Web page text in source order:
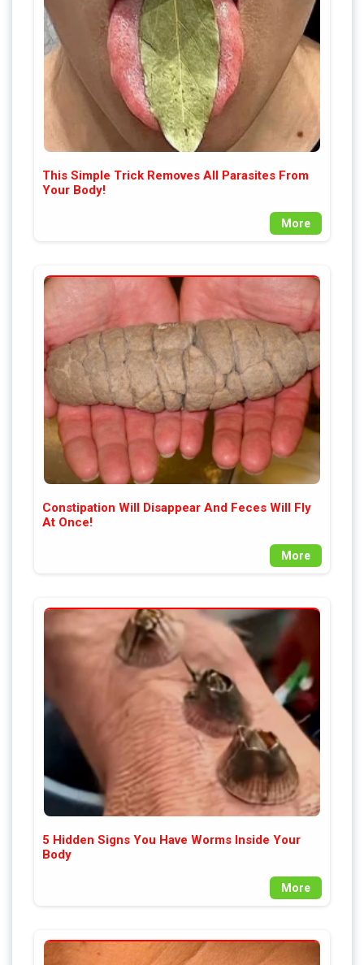
This Simple Trick Removes All Parasites From
Your Body!
More
Constipation Will Disappear And Feces Will Fly
At Once!
More
5 Hidden Signs You Have Worms Inside Your
Body
More